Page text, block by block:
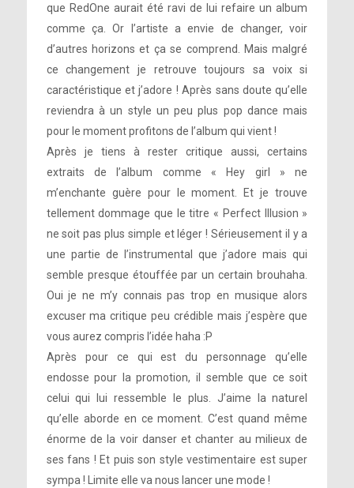
que RedOne aurait été ravi de lui refaire un album
comme ça. Or l’artiste a envie de changer, voir
d’autres horizons et ça se comprend. Mais malgré
ce changement je retrouve toujours sa voix si
caractéristique et j’adore ! Après sans doute qu’elle
reviendra à un style un peu plus pop dance mais
pour le moment profitons de l’album qui vient !
Après je tiens à rester critique aussi, certains
extraits de l’album comme « Hey girl » ne
m’enchante guère pour le moment. Et je trouve
tellement dommage que le titre « Perfect Illusion »
ne soit pas plus simple et léger ! Sérieusement il y a
une partie de l’instrumental que j’adore mais qui
semble presque étouffée par un certain brouhaha.
Oui je ne m’y connais pas trop en musique alors
excuser ma critique peu crédible mais j’espère que
vous aurez compris l’idée haha :P
Après pour ce qui est du personnage qu’elle
endosse pour la promotion, il semble que ce soit
celui qui lui ressemble le plus. J’aime la naturel
qu’elle aborde en ce moment. C’est quand même
énorme de la voir danser et chanter au milieux de
ses fans ! Et puis son style vestimentaire est super
sympa ! Limite elle va nous lancer une mode !